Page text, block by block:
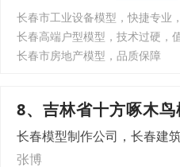
长春市工业设备模型，快捷专业
长春高端户型模型，技术过硬，
长春市房地产模型，品质保障
8、吉林省十方啄木
长春模型制作公司，长春建
张博